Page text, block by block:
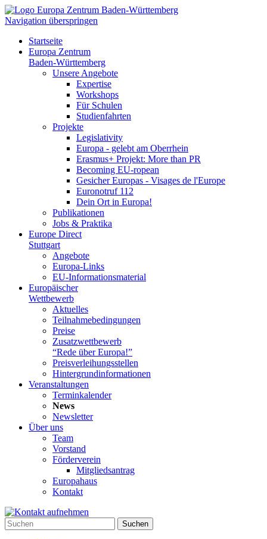
Navigation überspringen
Startseite
Europa Zentrum
Baden-Württemberg
Unsere Angebote
Expertise
Workshops
Für Schulen
Studienfahrten
Projekte
Legislativity
Europa - gelebt am Oberrhein
Erasmus+ Projekt: More than PR
Becoming EU-ropean
Gesicher Europas - Visages de l'Europe
Euronotruf 112
Dein Ort in Europa!
Publikationen
Jobs & Praktika
Europe Direct
Stuttgart
Angebote
Europa-Links
EU-Informationsmaterial
Europäischer
Wettbewerb
Aktuelles
Teilnahme­bedingungen
Preise
Zusatzwettbewerb
“Rede über Europa!”
Preisverleihungsstellen
Hintergrundinformationen
Veranstaltungen
Terminkalender
News
Newsletter
Über uns
Team
Vorstand
Förderverein
Mitgliedsantrag
Europahaus
Kontakt
Suchen